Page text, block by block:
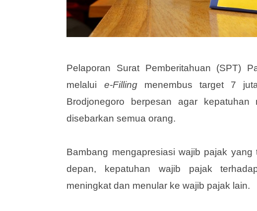
Pelaporan Surat Pemberitahuan (SPT)
melalui e-Fillingmenembus target 7 juta
Brodjonegoro berpesan agar
disebarkan semua orang.
Bambang mengapresiasi wajib pajak
depan, kepatuhan wajib pajak
meningkat dan menular ke wajib pajak lain.